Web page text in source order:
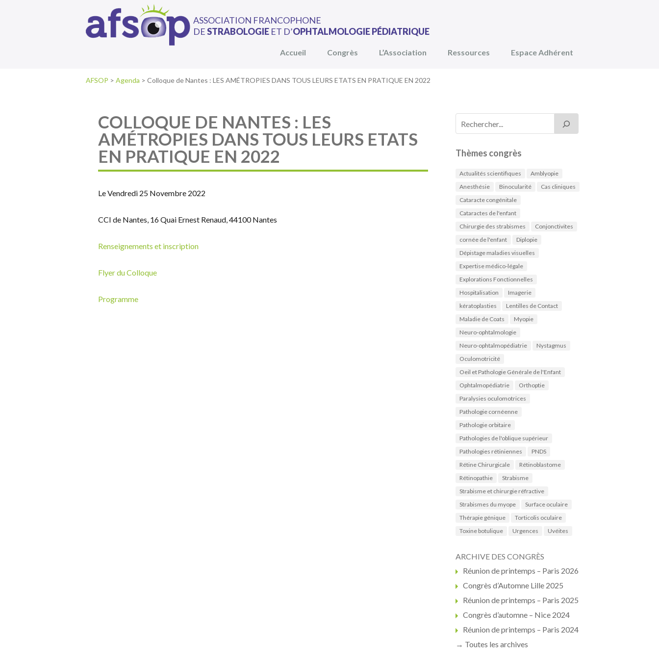
ASSOCIATION FRANCOPHONE
DESTRABOLOGIE ET D’OPHTALMOLOGIE PÉDIATRIQUE
Accueil Congrès L’Association Ressources Espace Adhérent
AFSOP > Agenda > Colloque de Nantes : LES AMÉTROPIES DANS TOUS LEURS ETATS EN PRATIQUE EN 2022
COLLOQUE DE NANTES : LES
AMÉTROPIES DANS TOUS LEURS ETATS
EN PRATIQUE EN 2022
Le Vendredi 25 Novembre 2022
CCI de Nantes, 16 Quai Ernest Renaud, 44100 Nantes
Renseignements et inscription
Flyer du Colloque
Programme
Thèmes congrès
Actualités scientifiques
Amblyopie
Anesthésie
Binocularité
Cas cliniques
Cataracte congénitale
Cataractes de l'enfant
Chirurgie des strabismes
Conjonctivites
cornée de l'enfant
Diplopie
Dépistage maladies visuelles
Expertise médico-légale
Explorations Fonctionnelles
Hospitalisation
Imagerie
kératoplasties
Lentilles de Contact
Maladie de Coats
Myopie
Neuro-ophtalmologie
Neuro-ophtalmopédiatrie
Nystagmus
Oculomotricité
Oeil et Pathologie Générale de l'Enfant
Ophtalmopédiatrie
Orthoptie
Paralysies oculomotrices
Pathologie cornéenne
Pathologie orbitaire
Pathologies de l'oblique supérieur
Pathologies rétiniennes
PNDS
Rétine Chirurgicale
Rétinoblastome
Rétinopathie
Strabisme
Strabisme et chirurgie réfractive
Strabismes du myope
Surface oculaire
Thérapie génique
Torticolis oculaire
Toxine botulique
Urgences Uvéites
ARCHIVE DES CONGRÈS
Réunion de printemps – Paris 2026
Congrès d’Automne Lille 2025
Réunion de printemps – Paris 2025
Congrès d’automne – Nice 2024
Réunion de printemps – Paris 2024
→ Toutes les archives